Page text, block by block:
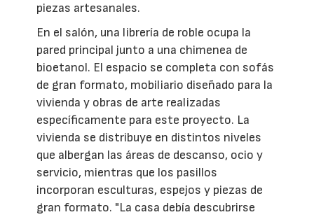
piezas artesanales.
En el salón, una librería de roble ocupa la
pared principal junto a una chimenea de
bioetanol. El espacio se completa con sofás
de gran formato, mobiliario diseñado para la
vivienda y obras de arte realizadas
específicamente para este proyecto. La
vivienda se distribuye en distintos niveles
que albergan las áreas de descanso, ocio y
servicio, mientras que los pasillos
incorporan esculturas, espejos y piezas de
gran formato. "La casa debía descubrirse